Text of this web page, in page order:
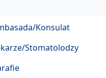
Konsulat
Stomatolodzy